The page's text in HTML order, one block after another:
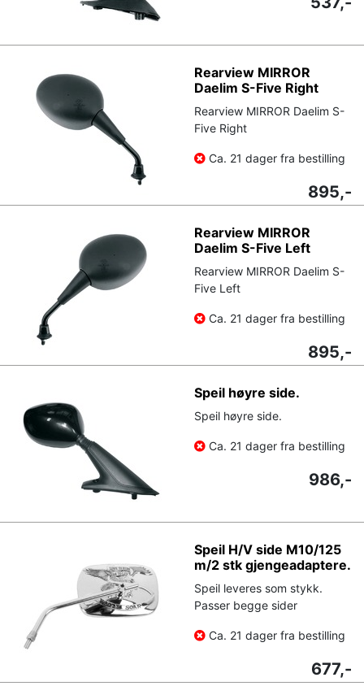
Rearview MIRROR
Daelim S-Five Right
Rearview MIRROR Daelim S-
Five Right
Ca. 21 dager fra bestilling
895,-
Rearview MIRROR
Daelim S-Five Left
Rearview MIRROR Daelim S-
Five Left
Ca. 21 dager fra bestilling
895,-
Speil høyre side.
Speil høyre side.
Ca. 21 dager fra bestilling
986,-
Speil H/V side M10/125
m/2 stk gjengeadaptere.
Speil leveres som stykk.
Passer begge sider
Ca. 21 dager fra bestilling
677,-